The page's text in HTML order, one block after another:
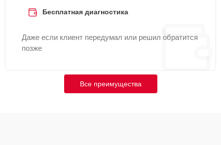
Бесплатная диагностика
Даже если клиент передумал или решил обратится
позже
Все преимущества